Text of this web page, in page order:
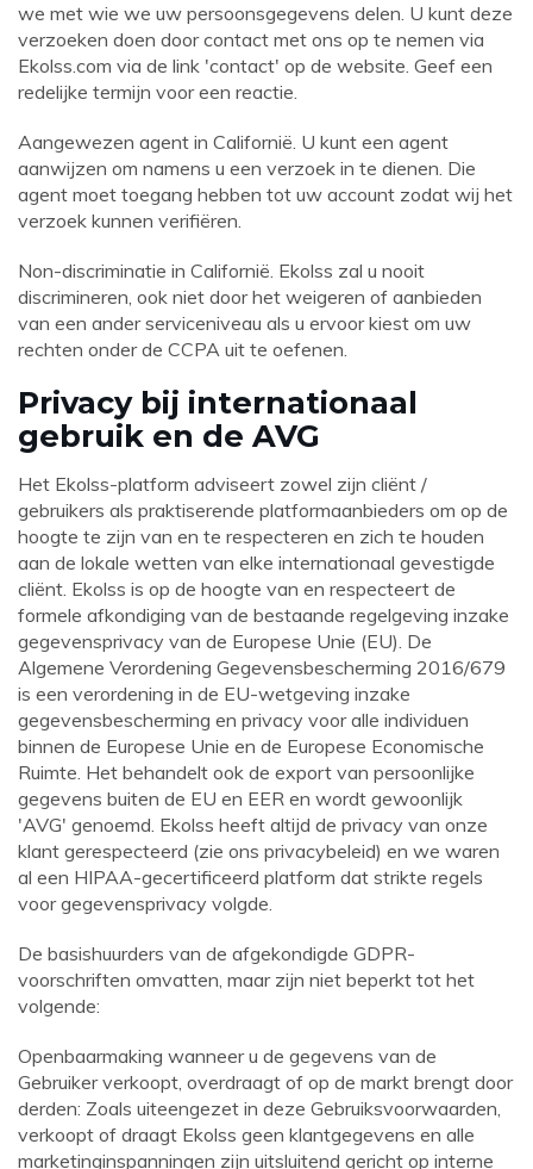
we met wie we uw persoonsgegevens delen. U kunt deze
verzoeken doen door contact met ons op te nemen via
Ekolss.com via de link 'contact' op de website. Geef een
redelijke termijn voor een reactie.
Aangewezen agent in Californië. U kunt een agent
aanwijzen om namens u een verzoek in te dienen. Die
agent moet toegang hebben tot uw account zodat wij het
verzoek kunnen verifiëren.
Non-discriminatie in Californië. Ekolss zal u nooit
discrimineren, ook niet door het weigeren of aanbieden
van een ander serviceniveau als u ervoor kiest om uw
rechten onder de CCPA uit te oefenen.
Privacy bij internationaal
gebruik en de AVG
Het Ekolss-platform adviseert zowel zijn cliënt /
gebruikers als praktiserende platformaanbieders om op de
hoogte te zijn van en te respecteren en zich te houden
aan de lokale wetten van elke internationaal gevestigde
cliënt. Ekolss is op de hoogte van en respecteert de
formele afkondiging van de bestaande regelgeving inzake
gegevensprivacy van de Europese Unie (EU). De
Algemene Verordening Gegevensbescherming 2016/679
is een verordening in de EU-wetgeving inzake
gegevensbescherming en privacy voor alle individuen
binnen de Europese Unie en de Europese Economische
Ruimte. Het behandelt ook de export van persoonlijke
gegevens buiten de EU en EER en wordt gewoonlijk
'AVG' genoemd. Ekolss heeft altijd de privacy van onze
klant gerespecteerd (zie ons privacybeleid) en we waren
al een HIPAA-gecertificeerd platform dat strikte regels
voor gegevensprivacy volgde.
De basishuurders van de afgekondigde GDPR-
voorschriften omvatten, maar zijn niet beperkt tot het
volgende:
Openbaarmaking wanneer u de gegevens van de
Gebruiker verkoopt, overdraagt ​​of op de markt brengt door
derden: Zoals uiteengezet in deze Gebruiksvoorwaarden,
verkoopt of draagt ​​Ekolss geen klantgegevens en alle
marketinginspanningen zijn uitsluitend gericht op interne